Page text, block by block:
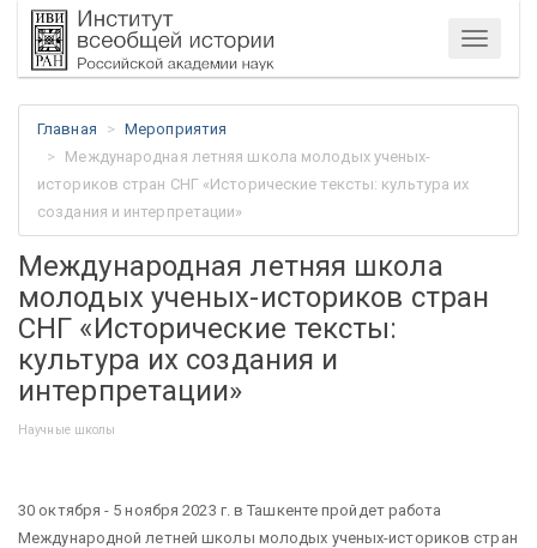
Меню
Главная
Мероприятия
Международная летняя школа молодых ученых-
историков стран СНГ «Исторические тексты: культура их
создания и интерпретации»
Международная летняя школа
молодых ученых-историков стран
СНГ «Исторические тексты:
культура их создания и
интерпретации»
Научные школы
30 октября - 5 ноября 2023 г. в Ташкенте пройдет работа
Международной летней школы молодых ученых-историков стран